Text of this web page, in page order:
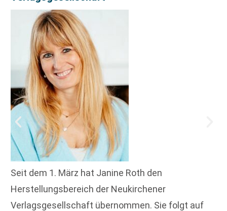
Seit dem 1. März hat Janine Roth den
Herstellungsbereich der Neukirchener
Verlagsgesellschaft übernommen. Sie folgt auf